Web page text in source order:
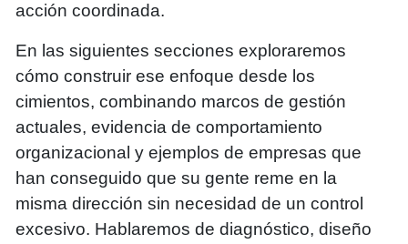
acción coordinada.
En las siguientes secciones exploraremos
cómo construir ese enfoque desde los
cimientos, combinando marcos de gestión
actuales, evidencia de comportamiento
organizacional y ejemplos de empresas que
han conseguido que su gente reme en la
misma dirección sin necesidad de un control
excesivo. Hablaremos de diagnóstico, diseño